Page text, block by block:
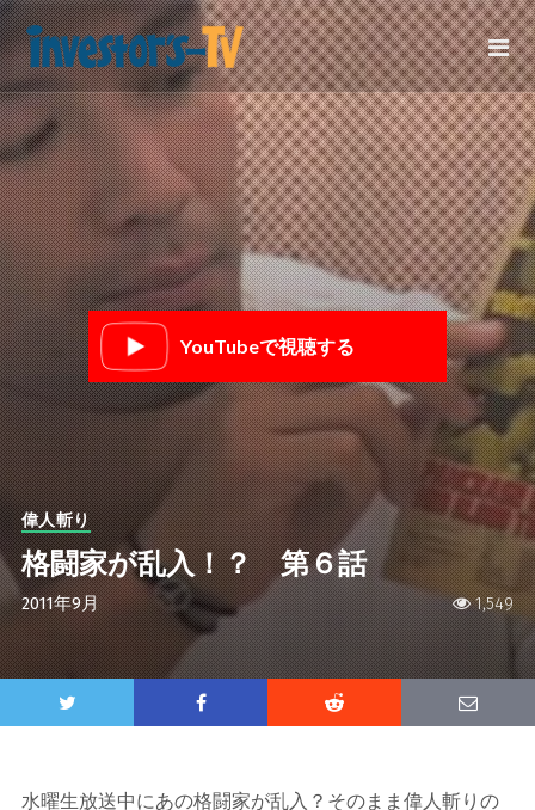
YouTubeで視聴する
1,549
偉人斬り
格闘家が乱入！？ 第６話
2011年9月
水曜生放送中にあの格闘家が乱入？そのまま偉人斬りの